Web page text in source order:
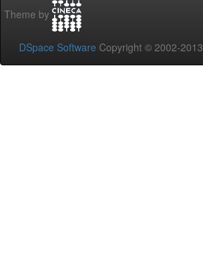
Theme by
DSpace Software Copyright © 2002-2013